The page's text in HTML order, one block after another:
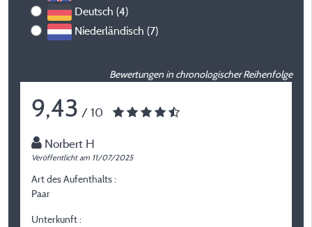
Deutsch (4)
Niederländisch (7)
Bewertungen in chronologischer Reihenfolge
9,43 / 10
Norbert H
Veröffentlicht am 11/07/2025
Art des Aufenthalts :
Paar
Unterkunft :